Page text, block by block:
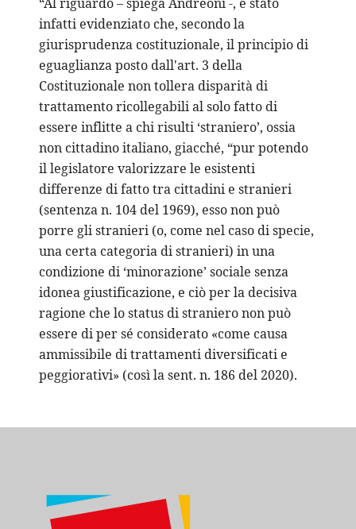
infatti evidenziato che, secondo la
giurisprudenza costituzionale, il principio di
eguaglianza posto dall'art. 3 della
Costituzionale non tollera disparità di
trattamento ricollegabili al solo fatto di
essere inflitte a chi risulti ‘straniero’, ossia
non cittadino italiano, giacché, “pur potendo
il legislatore valorizzare le esistenti
differenze di fatto tra cittadini e stranieri
(sentenza n. 104 del 1969), esso non può
porre gli stranieri (o, come nel caso di specie,
una certa categoria di stranieri) in una
condizione di ‘minorazione’ sociale senza
idonea giustificazione, e ciò per la decisiva
ragione che lo status di straniero non può
essere di per sé considerato «come causa
ammissibile di trattamenti diversificati e
peggiorativi» (così la sent. n. 186 del 2020).